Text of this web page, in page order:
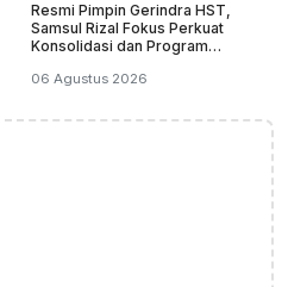
Resmi Pimpin Gerindra HST,
Samsul Rizal Fokus Perkuat
Konsolidasi dan Program
06 Agustus 2026